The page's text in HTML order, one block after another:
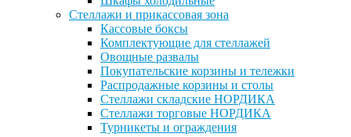
Стеллажи и прикассовая зона
Кассовые боксы
Комплектующие для стеллажей
Овощные развалы
Покупательские корзины и тележки
Распродажные корзины и столы
Стеллажи складские НОРДИКА
Стеллажи торговые НОРДИКА
Турникеты и ограждения